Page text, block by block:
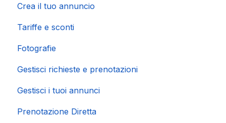
Crea il tuo annuncio
Tariffe e sconti
Fotografie
Gestisci richieste e prenotazioni
Gestisci i tuoi annunci
Prenotazione Diretta